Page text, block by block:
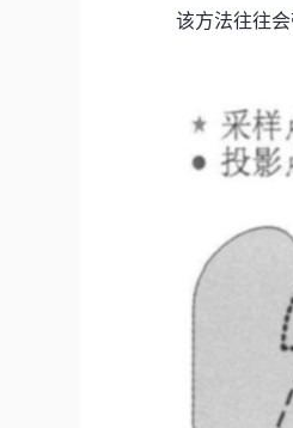
该方法往往